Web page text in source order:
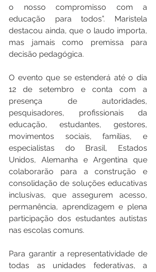
o nosso compromisso com a
educação para todos”. Maristela
destacou ainda, que o laudo importa,
mas jamais como premissa para
decisão pedagógica.
O evento que se estenderá até o dia
12 de setembro e conta com a
presença de autoridades,
pesquisadores, profissionais da
educação, estudantes, gestores,
movimentos sociais, famílias, e
especialistas do Brasil, Estados
Unidos, Alemanha e Argentina que
colaborarão para a construção e
consolidação de soluções educativas
inclusivas, que assegurem acesso,
permanência, aprendizagem e plena
participação dos estudantes autistas
nas escolas comuns.
Para garantir a representatividade de
todas as unidades federativas, a